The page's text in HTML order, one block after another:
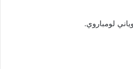
لومباروي.